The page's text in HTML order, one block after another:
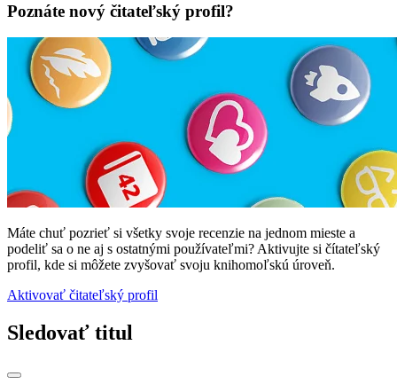
Poznáte nový čitateľský profil?
Máte chuť pozrieť si všetky svoje recenzie na jednom mieste a
podeliť sa o ne aj s ostatnými používateľmi? Aktivujte si čítateľský
profil, kde si môžete zvyšovať svoju knihomoľskú úroveň.
Aktivovať čitateľský profil
Sledovať titul